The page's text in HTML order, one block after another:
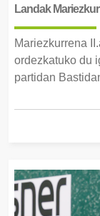
Landak
Mariezkurrena
ordezkatuko du
partidan